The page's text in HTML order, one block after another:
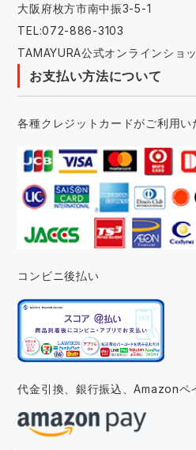
大阪府枚方市南中振3-5-1
TEL:072-886-3103
TAMAYURA公式オンラインショ
お支払い方法について
各種クレジットカードがご利用い
コンビニ後払い
代金引換、銀行振込、Amazonペ